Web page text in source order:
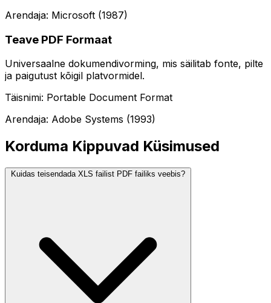
Arendaja: Microsoft (1987)
Teave PDF Formaat
Universaalne dokumendivorming, mis säilitab fonte, pilte
ja paigutust kõigil platvormidel.
Täisnimi: Portable Document Format
Arendaja: Adobe Systems (1993)
Korduma Kippuvad Küsimused
Kuidas teisendada XLS failist PDF failiks veebis?